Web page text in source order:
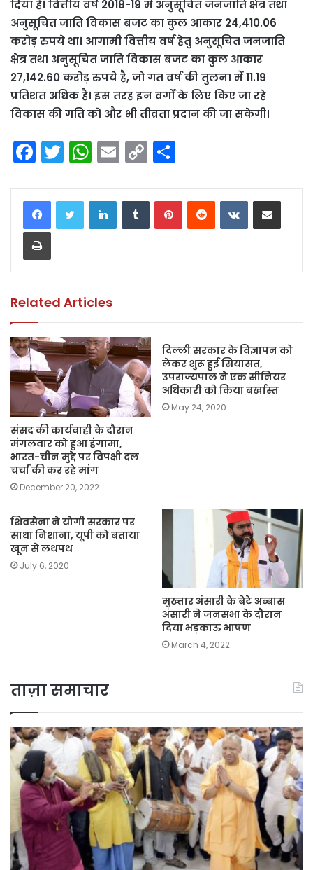
दिया है। वित्तीय वर्ष 2018-19 में अनुसूचित जनजाति क्षेत्र तथा
अनुसूचित जाति विकास बजट का कुल आकार 24,410.06
करोड़ रुपये था। आगामी वित्तीय वर्ष हेतु अनुसूचित जनजाति
क्षेत्र तथा अनुसूचित जाति विकास बजट का कुल आकार
27,142.60 करोड़ रुपये है, जो गत वर्ष की तुलना में 11.19
प्रतिशत अधिक है। इस तरह इन वर्गों के लिए किए जा रहे
विकास की गति को और भी तीव्रता प्रदान की जा सकेगी।
F
c
e
b
o
k
T
itt
er
W
a
ts
p
E
ai
l
C
p
y
n
ar
e
LinkedInTumblrPinterestReddit VKontakteShare via Email
Print
Related Articles
संसद की कार्यवाही के दौरान
मंगलवार को हुआ हंगामा,
भारत-चीन मुद्दे पर विपक्षी दल
चर्चा की कर रहे मांग
December 20, 2022
दिल्‍ली सरकार के विज्ञापन को
लेकर शुरू हुई सियासत,
उपराज्‍यपाल ने एक सीनियर
अधिकारी को किया बर्खास्त
May 24, 2020
शिवसेना ने योगी सरकार पर
साधा निशाना, यूपी को बताया
खून से लथपथ
July 6, 2020
मुख्तार अंसारी के बेटे अब्बास
अंसारी ने जनसभा के दौरान
दिया भड़काऊ भाषण
March 4, 2022
ताज़ा समाचार